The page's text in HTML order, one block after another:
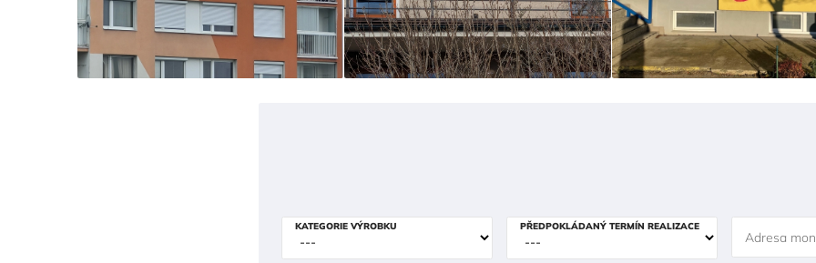
KATEGORIE VÝROBKU PŘEDPOKLÁDANÝ TERMÍN REALIZACE
Adresa